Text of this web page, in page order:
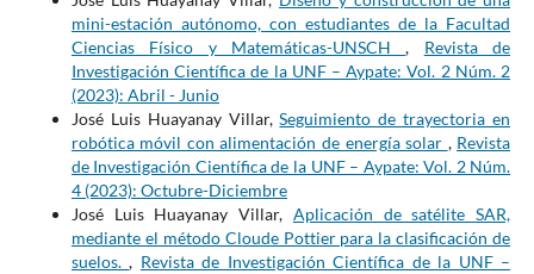
mini-estación autónomo, con estudiantes de la Facultad
Ciencias Físico y Matemáticas-UNSCH, Revista de
Investigación Científica de la UNF – Aypate: Vol. 2 Núm. 2
(2023): Abril - Junio
José Luis Huayanay Villar,Seguimiento de trayectoria en
robótica móvil con alimentación de energía solar , Revista
de Investigación Científica de la UNF – Aypate: Vol. 2 Núm.
4 (2023): Octubre-Diciembre
José Luis Huayanay Villar, Aplicación de satélite SAR,
mediante el método Cloude Pottier para la clasificación de
suelos., Revista de Investigación Científica de la UNF –